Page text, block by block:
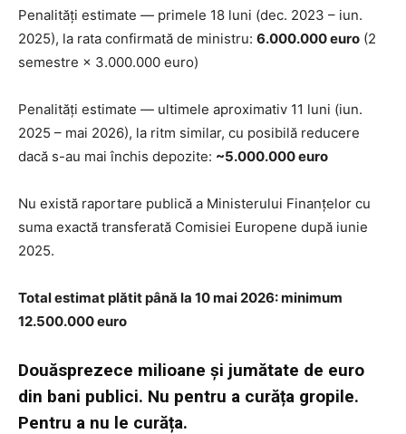
Penalități estimate — primele 18 luni (dec. 2023 – iun.
2025), la rata confirmată de ministru: 6.000.000 euro (2
semestre × 3.000.000 euro)
Penalități estimate — ultimele aproximativ 11 luni (iun.
2025 – mai 2026), la ritm similar, cu posibilă reducere
dacă s-au mai închis depozite: ~5.000.000 euro
Nu există raportare publică a Ministerului Finanțelor cu
suma exactă transferată Comisiei Europene după iunie
2025.
Total estimat plătit până la 10 mai 2026: minimum
12.500.000 euro
Douăsprezece milioane și jumătate de euro
din bani publici. Nu pentru a curăța gropile.
Pentru a nu le curăța.